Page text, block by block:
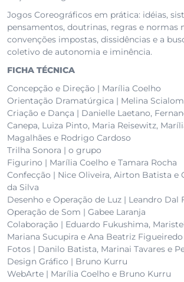
Jogos Coreográficos em prática: idéias,
pensamentos, doutrinas, regras e normas
convenções impostas, dissidências e a
coletivo de autonomia e iminência.
FICHA TÉCNICA
Concepção e Direção | Marília Coelho
Orientação Dramatúrgica | Melina Scialom
Criação e Dança | Danielle Laetano,
Canepa, Luiza Pinto, Maria Reisewitz,
Magalhães e Rodrigo Cardoso
Trilha Sonora | o grupo
Figurino | Marília Coelho e Tamara Rocha
Confecção | Nice Oliveira, Airton Batista e
da Silva
Desenho e Operação de Luz | Leandro Dal
Operação de Som | Gabee Laranja
Colaboração | Eduardo Fukushima,
Mariana Sucupira e Ana Beatriz Figueiredo
Fotos | Danilo Batista, Marinai Tavares e
Design Gráfico | Bruno Kurru
WebArte | Marília Coelho e Bruno Kurru